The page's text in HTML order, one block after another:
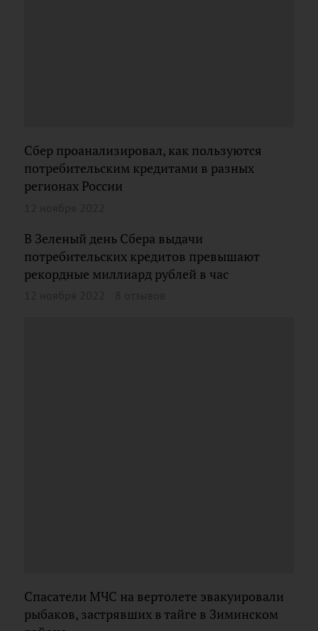
Сбер проанализировал, как пользуются
потребительским кредитами в разных
регионах России
В Зеленый день Сбера выдачи
потребительских кредитов превышают
рекордные миллиард рублей в час
Спасатели МЧС на вертолете эвакуировали
рыбаков, застрявших в тайге в Зиминском